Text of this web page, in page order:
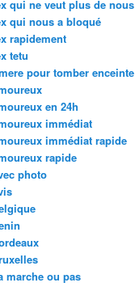
qui ne veut plus de nous
qui nous a bloqué
rapidement
tetu
pour tomber enceinte
en 24h
immédiat
immédiat rapide
rapide
photo
marche ou pas